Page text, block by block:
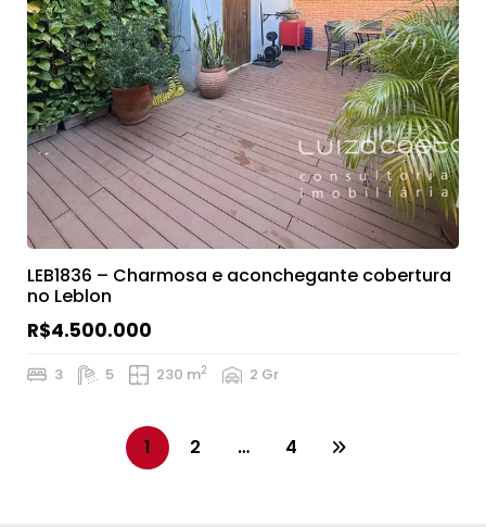
LEB1836 – Charmosa e aconchegante cobertura
no Leblon
R$4.500.000
3 5 230 m2 2 Gr
1 2 … 4